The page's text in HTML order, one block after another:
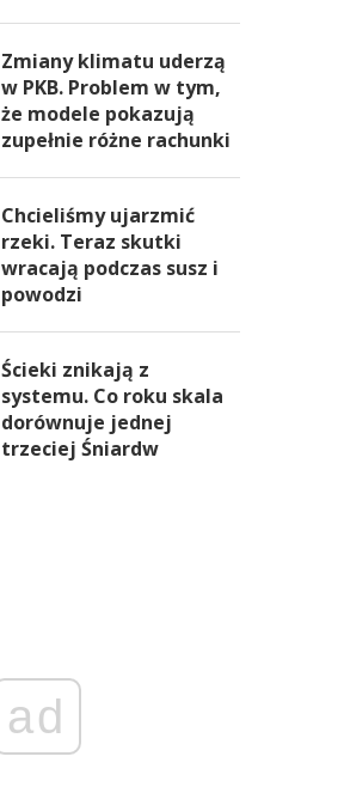
Zmiany klimatu uderzą
w PKB. Problem w tym,
że modele pokazują
zupełnie różne rachunki
Chcieliśmy ujarzmić
rzeki. Teraz skutki
wracają podczas susz i
powodzi
Ścieki znikają z
systemu. Co roku skala
dorównuje jednej
trzeciej Śniardw
ad